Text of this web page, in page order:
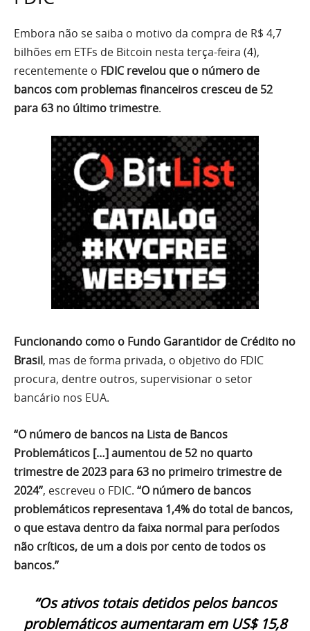
Embora não se saiba o motivo da compra de R$ 4,7
bilhões em ETFs de Bitcoin nesta terça-feira (4),
recentemente o FDIC revelou que o número de
bancos com problemas financeiros cresceu de 52
para 63 no último trimestre.
Funcionando como o Fundo Garantidor de Crédito no
Brasil, mas de forma privada, o objetivo do FDIC
procura, dentre outros, supervisionar o setor
bancário nos EUA.
“O número de bancos na Lista de Bancos
Problemáticos […] aumentou de 52 no quarto
trimestre de 2023 para 63 no primeiro trimestre de
2024”, escreveu o FDIC. “O número de bancos
problemáticos representava 1,4% do total de bancos,
o que estava dentro da faixa normal para períodos
não críticos, de um a dois por cento de todos os
bancos.”
“Os ativos totais detidos pelos bancos
problemáticos aumentaram em US$ 15,8